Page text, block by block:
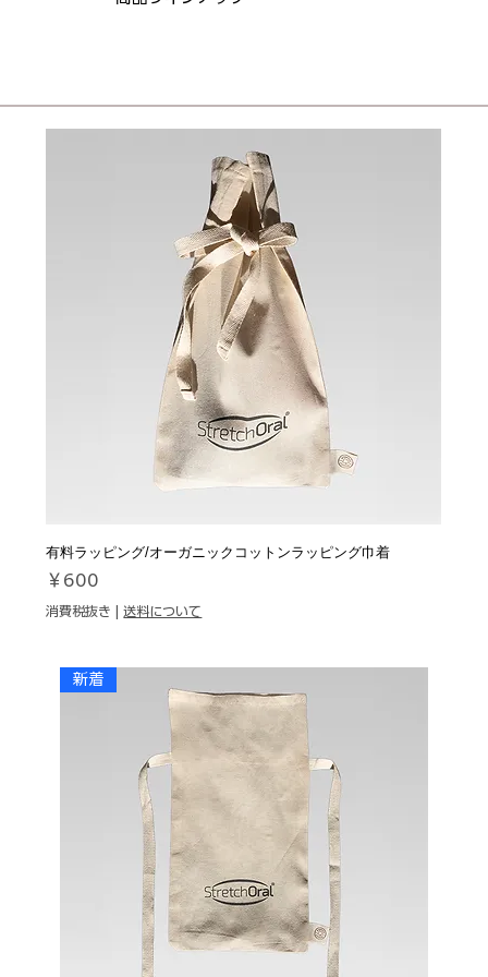
有料ラッピング/オーガニックコットンラッピング巾着
価格
￥600
消費税抜き |送料について
新着